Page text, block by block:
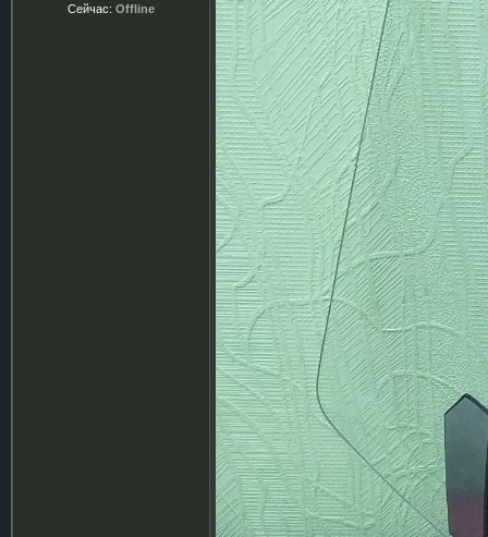
Сейчас: Offline